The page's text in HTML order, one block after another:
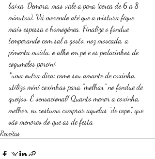
baixa. Demora, mas vale a pena (cerca de 6 a 8
minutos). Vá mexendo até que a mistura fique
mais espessa e homogênea. Finalize o fondue
temperando com sal a gosto, noz moscada, a
pimenta moída, o alho em pó e os pedacinhos de
cogumelos porcini.
*uma outra dica: como sou amante de coxinha,
utilizo mini coxinhas para "molhar" no fondue de
queijos. É sensacional! Quanto menor a coxinha,
melhor, eu costumo comprar aquelas "de copo", que
são menores do que as de festa.
Receitas